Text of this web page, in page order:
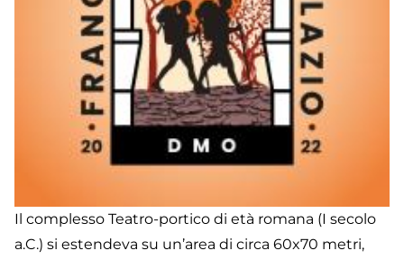
Il complesso Teatro-portico di età romana (I secolo
a.C.) si estendeva su un’area di circa 60x70 metri,